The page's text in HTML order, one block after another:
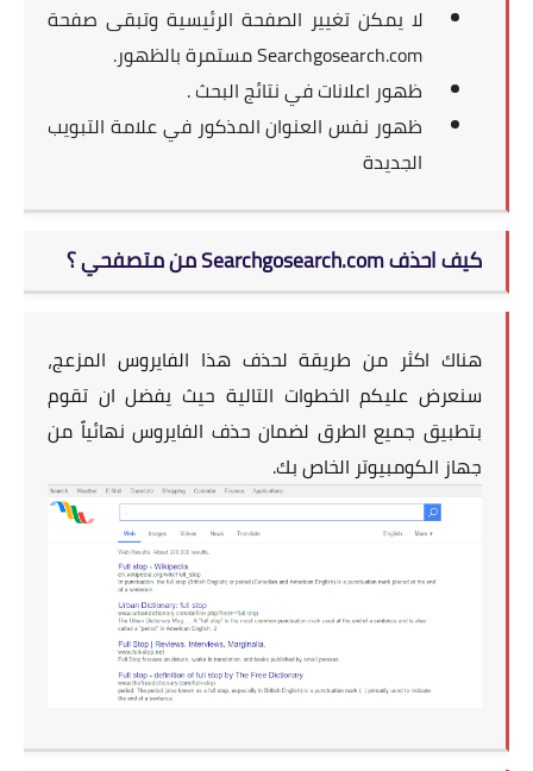
لا يمكن تغيير الصفحة الرئيسية وتبقى صفحة
Searchgosearch.com مستمرة بالظهور.
ظهور اعلانات في نتائج البحث .
ظهور نفس العنوان المذكور في علامة التبويب
الجديدة
كيف احذف Searchgosearch.com من متصفحي ؟
هناك اكثر من طريقة لحذف هذا الفايروس المزعج،
سنعرض عليكم الخطوات التالية حيث يفضل ان تقوم
بتطبيق جميع الطرق لضمان حذف الفايروس نهائياً من
جهاز الكومبيوتر الخاص بك.